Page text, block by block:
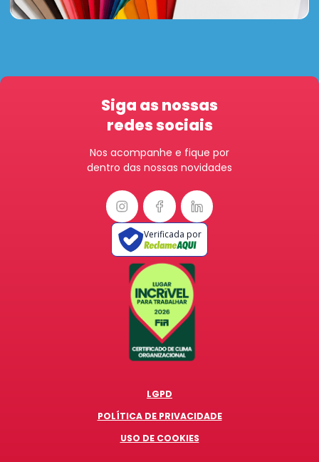
Siga as nossas
redes sociais
Nos acompanhe e fique por
dentro das nossas novidades
Verificada por
LGPD
POLÍTICA DE PRIVACIDADE
USO DE COOKIES